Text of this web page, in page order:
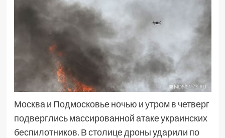
Москва и Подмосковье ночью и утром в четверг
подверглись массированной атаке украинских
беспилотников. В столице дроны ударили по